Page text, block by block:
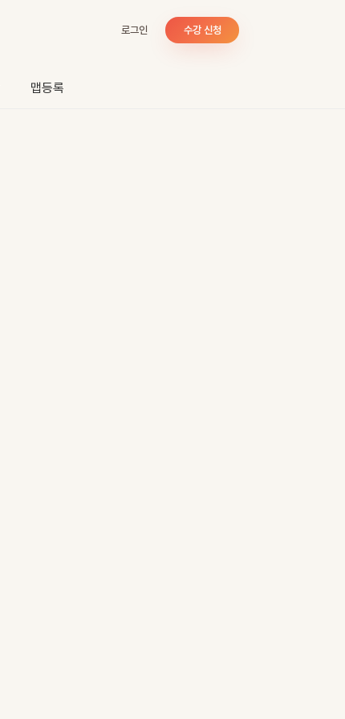
로그인 수강 신청
맵등록